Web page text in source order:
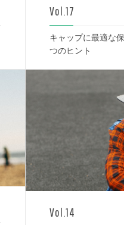
Vol.17
キャップに最適な
つのヒント
Vol.14